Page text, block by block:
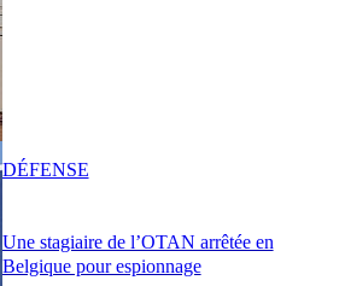
Une stagiaire de l’OTAN arrêtée en
Belgique pour espionnage
DÉFENSE